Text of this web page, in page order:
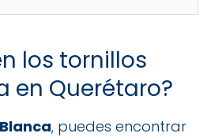
los tornillos
en Querétaro?
, puedes encontrar